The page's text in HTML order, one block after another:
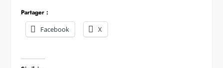
Partager :
Facebook
X